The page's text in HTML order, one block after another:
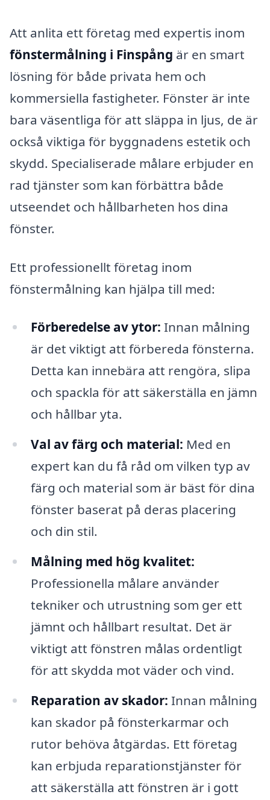
Att anlita ett företag med expertis inom
fönstermålning i Finspång är en smart
lösning för både privata hem och
kommersiella fastigheter. Fönster är inte
bara väsentliga för att släppa in ljus, de är
också viktiga för byggnadens estetik och
skydd. Specialiserade målare erbjuder en
rad tjänster som kan förbättra både
utseendet och hållbarheten hos dina
fönster.
Ett professionellt företag inom
fönstermålning kan hjälpa till med:
Förberedelse av ytor: Innan målning
är det viktigt att förbereda fönsterna.
Detta kan innebära att rengöra, slipa
och spackla för att säkerställa en jämn
och hållbar yta.
Val av färg och material: Med en
expert kan du få råd om vilken typ av
färg och material som är bäst för dina
fönster baserat på deras placering
och din stil.
Målning med hög kvalitet:
Professionella målare använder
tekniker och utrustning som ger ett
jämnt och hållbart resultat. Det är
viktigt att fönstren målas ordentligt
för att skydda mot väder och vind.
Reparation av skador: Innan målning
kan skador på fönsterkarmar och
rutor behöva åtgärdas. Ett företag
kan erbjuda reparationstjänster för
att säkerställa att fönstren är i gott